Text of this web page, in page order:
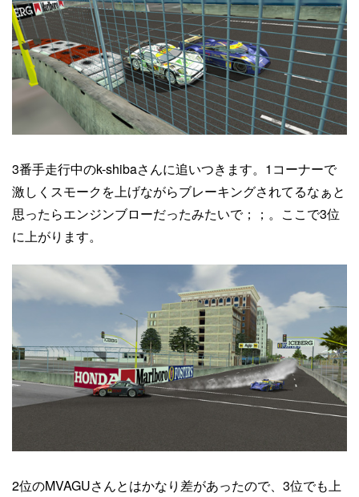
3番手走行中のk-shibaさんに追いつきます。1コーナーで
激しくスモークを上げながらブレーキングされてるなぁと
思ったらエンジンブローだったみたいで；；。ここで3位
に上がります。
2位のMVAGUさんとはかなり差があったので、3位でも上